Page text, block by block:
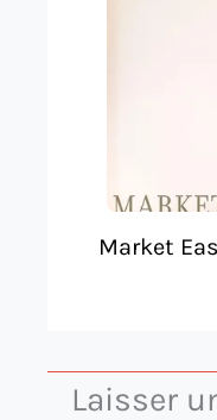
Market
Laisser